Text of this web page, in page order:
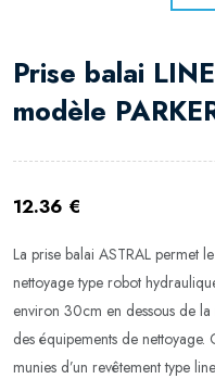
Prise balai
modèle
12.36 €
La prise balai ASTRAL permet
nettoyage type robot
environ 30cm en dessous de
des équipements de nettoyage.
munies d’un revêtement type